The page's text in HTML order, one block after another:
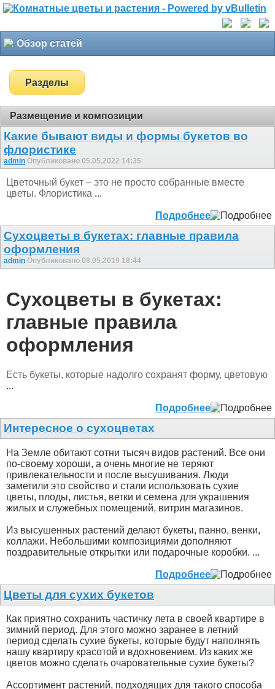
Обзор статей
Разделы
Размещение и композиции
Какие бывают виды и формы букетов во
флористике
admin Опубликовано 05.05.2022 14:35
Цветочный букет – это не просто собранные вместе
цветы. Флористика ...
Подробнее
Сухоцветы в букетах: главные правила
оформления
admin Опубликовано 08.05.2019 18:44
Сухоцветы в букетах:
главные правила
оформления
Есть букеты, которые надолго сохранят форму, цветовую
...
Подробнее
Интересное о сухоцветах
На Земле обитают сотни тысяч видов растений. Все они
по-своему хороши, а очень многие не теряют
привлекательности и после высушивания. Люди
заметили это свойство и стали использовать сухие
цветы, плоды, листья, ветки и семена для украшения
жилых и служебных помещений, витрин магазинов.
Из высушенных растений делают букеты, панно, венки,
коллажи. Небольшими композициями дополняют
поздравительные открытки или подарочные коробки. ...
Подробнее
Цветы для сухих букетов
Как приятно сохранить частичку лета в своей квартире в
зимний период. Для этого можно заранее в летний
период сделать сухие букеты, которые будут наполнять
нашу квартиру красотой и вдохновением. Из каких же
цветов можно сделать очаровательные сухие букеты?
Ассортимент растений, подходящих для такого способа